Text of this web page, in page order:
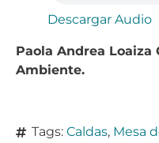
Descargar Audio
Paola Andrea Loaiza
Ambiente.
Tags: Caldas, Mesa